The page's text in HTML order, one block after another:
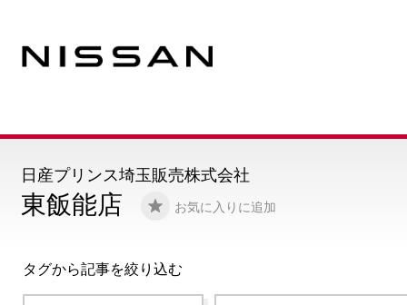
東飯能店 お気に入りに追加
日産プリンス埼玉販売株式会社
タグから記事を絞り込む